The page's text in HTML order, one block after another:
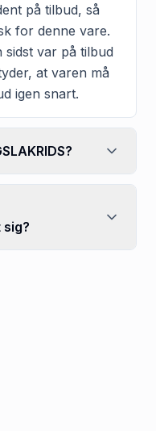
på tilbud, så
for denne vare.
sidst var på tilbud
at varen må
igen snart.
sig?